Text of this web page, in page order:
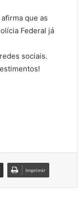
que as
Federal já
sociais.
Imprimir